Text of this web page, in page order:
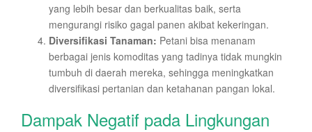
yang lebih besar dan berkualitas baik, serta
mengurangi risiko gagal panen akibat kekeringan.
Diversifikasi Tanaman: Petani bisa menanam
berbagai jenis komoditas yang tadinya tidak mungkin
tumbuh di daerah mereka, sehingga meningkatkan
diversifikasi pertanian dan ketahanan pangan lokal.
Dampak Negatif pada Lingkungan